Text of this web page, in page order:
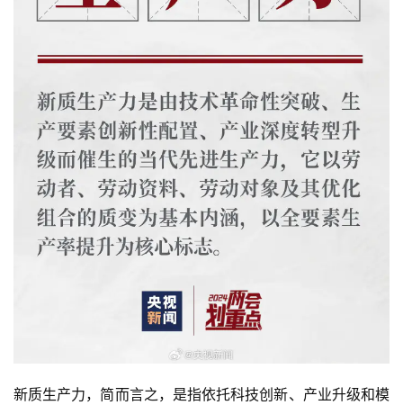
新质生产力，简而言之，是指依托科技创新、产业升级和模